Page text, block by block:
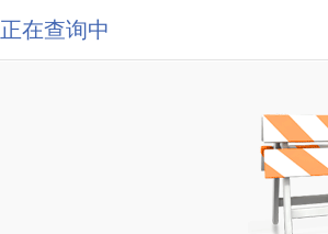
正在查询中